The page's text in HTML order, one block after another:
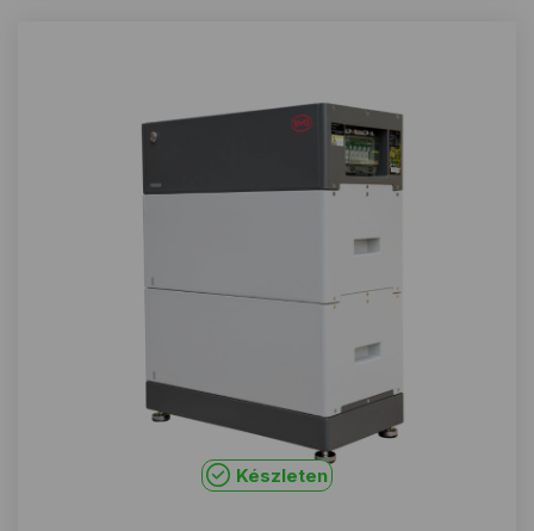
Készleten